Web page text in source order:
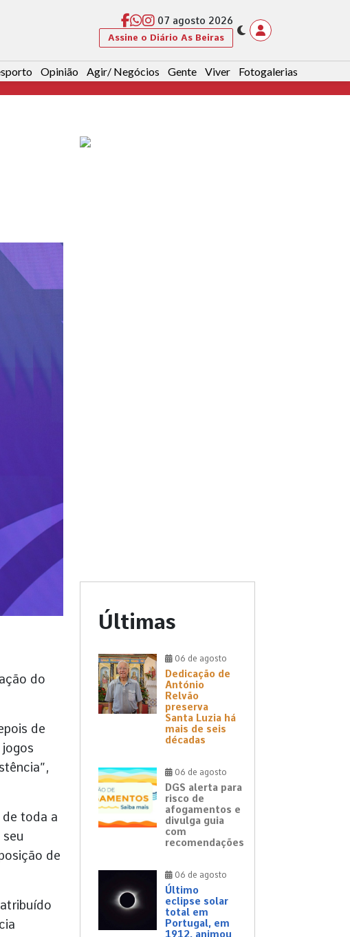
07 agosto 2026
Assine o Diário As Beiras
Opinião Agir/ Negócios Gente Viver Fotogalerias
do
de
toda a
de
Últimas
06 de agosto
Dedicação de
António
Relvão
preserva
Santa Luzia há
mais de seis
décadas
06 de agosto
DGS alerta para
risco de
afogamentos e
divulga guia
com
recomendações
06 de agosto
Último
eclipse solar
total em
Portugal, em
1912, animou